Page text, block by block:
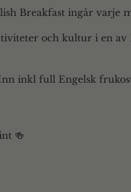
Breakfast ingår varje
och kultur i en av
inkl full Engelsk
🍻